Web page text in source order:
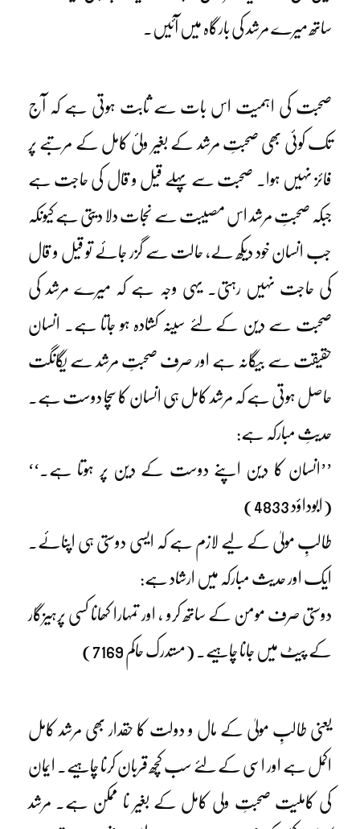
ساتھ میرے مرشد کی بارگاہ میں آئیں۔
صحبت کی اہمیت اس بات سے ثابت ہوتی ہے کہ آج
تک کوئی بھی صحبتِ مرشد کے بغیر ولیٔ کامل کے مرتبے پر
فائز نہیں ہوا۔ صحبت سے پہلے قیل و قال کی حاجت ہے
جبکہ صحبتِ مرشد اس مصیبت سے نجات دلا دیتی ہے کیونکہ
جب انسان خود دیکھ لے، حالت سے گزر جائے تو قیل و قال
کی حاجت نہیں رہتی۔ یہی وجہ ہے کہ میرے مرشد کی
صحبت سے دین کے لئے سینہ کشادہ ہو جاتا ہے۔ انسان
حقیقت سے بیگانہ ہے اور صرف صحبتِ مرشد سے یگانگت
حاصل ہوتی ہے کہ مرشد کامل ہی انسان کا سچا دوست ہے۔
حدیثِ مبارکہ ہے:
’’انسان کا دین اپنے دوست کے دین پر ہوتا ہے۔‘‘
(ابوداؤد 4833)
طالبِ مولیٰ کے لیے لازم ہے کہ ایسی دوستی ہی اپنائے۔
ایک اور حدیث مبارکہ میں ارشاد ہے:
دوستی صرف مومن کے ساتھ کرو ، اور تمہارا کھانا کسی پرہیزگار
کے پیٹ میں جانا چاہیے۔ (مستدرک حاکم 7169)
یعنی طالبِ مولیٰ کے مال و دولت کا حقدار بھی مرشد کامل
اکمل ہے اور اسی کے لئے سب کچھ قربان کرنا چاہیے۔ ایمان
کی کاملیت صحبتِ ولی کامل کے بغیر نا ممکن ہے۔ مرشد